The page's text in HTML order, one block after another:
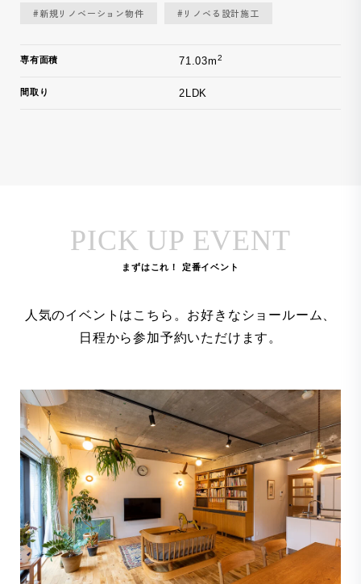
#新規リノベーション物件 #リノベる設計施工
専有面積 71.03m2
間取り 2LDK
PICK UP EVENT
まずはこれ！ 定番イベント
人気のイベントはこちら。お好きなショールーム、
日程から参加予約いただけます。